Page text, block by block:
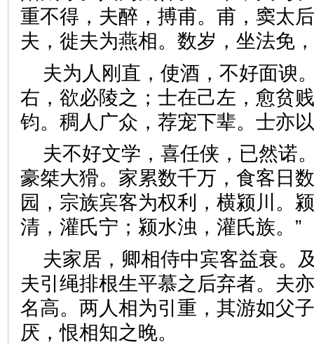
重不得，夫醉，搏甫。甫，窦太
夫，徙夫为燕相。数岁，坐法
夫为人刚直，使酒，不好面谀
右，欲必陵之；士在己左，愈贫
钧。稠人广众，荐宠下辈。士
夫不好文学，喜任侠，已然诺
豪桀大猾。家累数千万，食客日
园，宗族宾客为权利，横颍川。
清，灌氏宁；颍水浊，灌氏
夫家居，卿相侍中宾客益衰。
夫引绳排根生平慕之后弃者。夫
名高。两人相为引重，其游如父
厌，恨相知之晚。